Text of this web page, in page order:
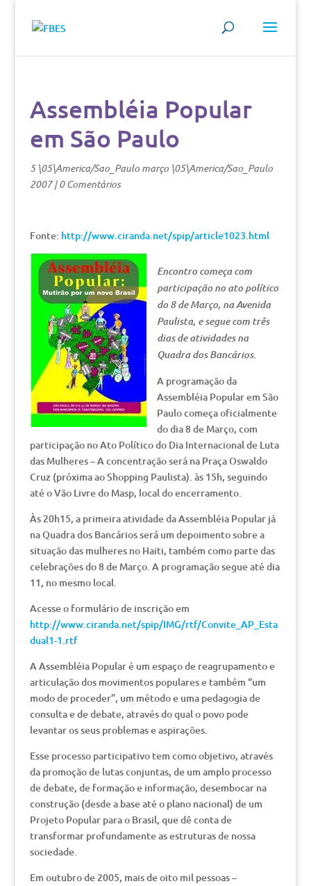
Assembléia Popular
em São Paulo
5 \05\America/Sao_Paulo março \05\America/Sao_Paulo
2007|0 Comentários
Fonte: http://www.ciranda.net/spip/article1023.html
Encontro começa com
participação no ato político
do 8 de Março, na Avenida
Paulista, e segue com três
dias de atividades na
Quadra dos Bancários.
A programação da
Assembléia Popular em São
Paulo começa oficialmente
do dia 8 de Março, com
participação no Ato Político do Dia Internacional de Luta
das Mulheres – A concentração será na Praça Oswaldo
Cruz (próxima ao Shopping Paulista). às 15h, seguindo
até o Vão Livre do Masp, local do encerramento.
Às 20h15, a primeira atividade da Assembléia Popular já
na Quadra dos Bancários será um depoimento sobre a
situação das mulheres no Haiti, também como parte das
celebrações do 8 de Março. A programação segue até dia
11, no mesmo local.
Acesse o formulário de inscrição em
http://www.ciranda.net/spip/IMG/rtf/Convite_AP_Esta
dual1-1.rtf
A Assembléia Popular é um espaço de reagrupamento e
articulação dos movimentos populares e também “um
modo de proceder”, um método e uma pedagogia de
consulta e de debate, através do qual o povo pode
levantar os seus problemas e aspirações.
Esse processo participativo tem como objetivo, através
da promoção de lutas conjuntas, de um amplo processo
de debate, de formação e informação, desembocar na
construção (desde a base até o plano nacional) de um
Projeto Popular para o Brasil, que dê conta de
transformar profundamente as estruturas de nossa
sociedade.
Em outubro de 2005, mais de oito mil pessoas –